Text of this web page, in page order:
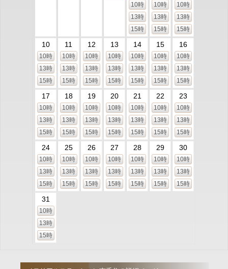
10時
13時
15時
10時
13時
15時
10時
13時
15時
10
10時
13時
15時
11
10時
13時
15時
12
10時
13時
15時
13
10時
13時
15時
14
10時
13時
15時
15
10時
13時
15時
16
10時
13時
15時
17
10時
13時
15時
18
10時
13時
15時
19
10時
13時
15時
20
10時
13時
15時
21
10時
13時
15時
22
10時
13時
15時
23
10時
13時
15時
24
10時
13時
15時
25
10時
13時
15時
26
10時
13時
15時
27
10時
13時
15時
28
10時
13時
15時
29
10時
13時
15時
30
10時
13時
15時
31
10時
13時
15時